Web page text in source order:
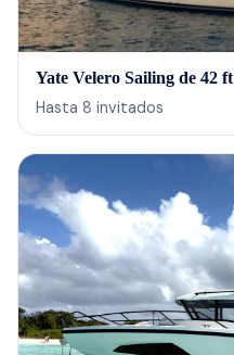
Yate Velero Sailing de 42 ft
Hasta 8 invitados